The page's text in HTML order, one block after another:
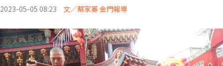
2023-05-05 08:23 文／蔡家蓁 金門報導